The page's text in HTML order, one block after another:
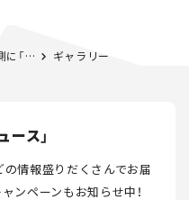
トになるか？ ギャラリー
ス」
情報盛りだくさんでお届
ンペーンもお知らせ中！